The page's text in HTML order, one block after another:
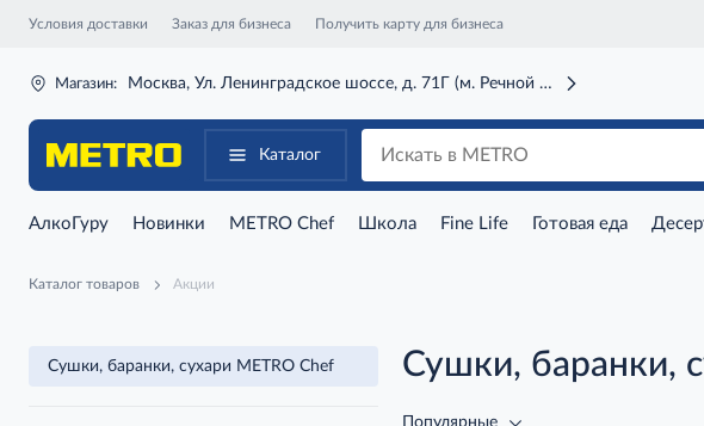
Условия доставки Заказ для бизнеса Получить карту для бизнеса
Магазин: Москва, Ул. Ленинградское шоссе, д. 71Г (м. Речной вокзал)
Каталог
АлкоГуру Новинки METRO Chef Школа Fine Life Готовая еда
Каталог товаров Акции
Сушки, баранки, сухари METRO Chef Сушки, баранки,
Популярные